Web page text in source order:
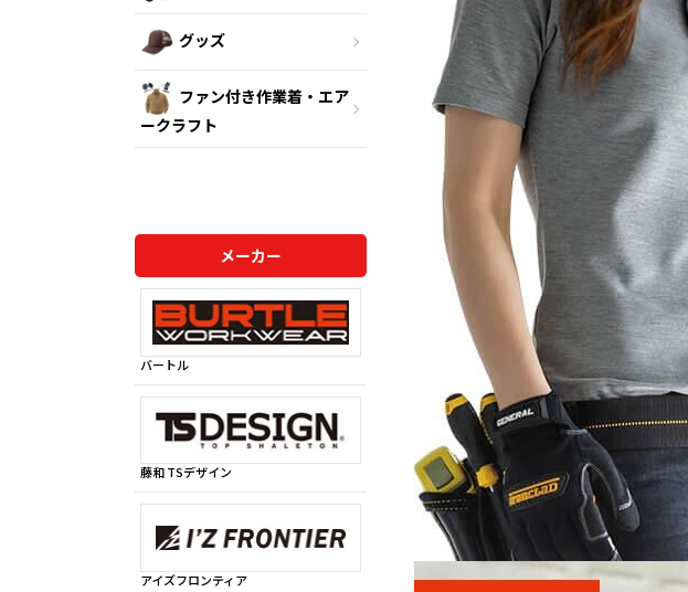
グッズ
ファン付き作業着・エア
ークラフト
メーカー
バートル
藤和 TSデザイン
アイズフロンティア